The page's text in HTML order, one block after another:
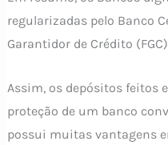
regularizadas pelo Banco
Garantidor de Crédito
Assim, os depósitos feitos
proteção de um banco
possui muitas vantagens